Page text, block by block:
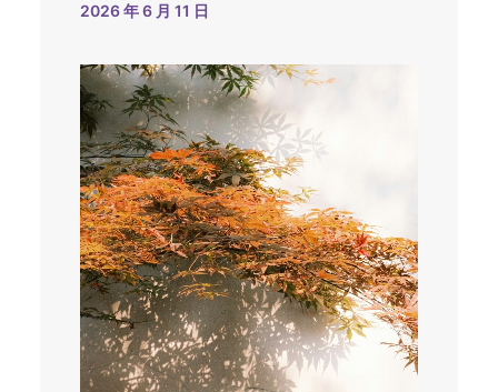
2026 年 6 月 11 日